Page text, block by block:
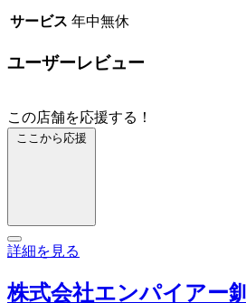
サービス 年中無休
ユーザーレビュー
この店舗を応援する！
ここから応援
詳細を見る
株式会社エンパイアー